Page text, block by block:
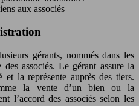
aux associés
gérants, nommés dans les
associés. Le gérant assure la
la représente auprès des tiers.
la vente d’un bien ou la
l’accord des associés selon les